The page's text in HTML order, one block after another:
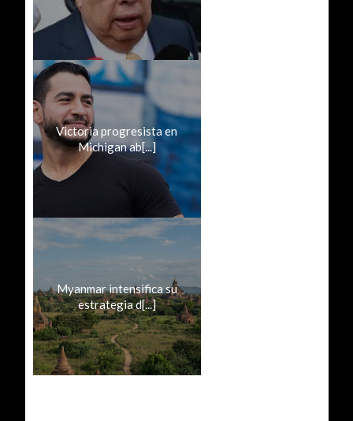
Victoria progresista en
Michigan ab[...]
Myanmar intensifica su
estrategia d[...]